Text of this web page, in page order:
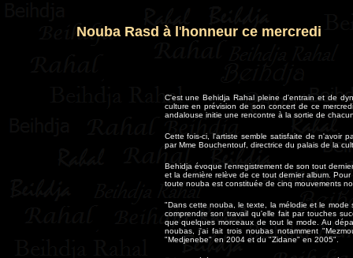
Nouba Rasd à l 'honneur ce mercredi
C'est une Behidja Rahal pleine d'entrain et de
culture en prévision de son concert de ce
andalouse initie une rencontre à la sortie de
Cette fois-ci, l'artiste semble satisfaite de n'avoir
par Mme Bouchentouf, directrice du palais de la
Behidja évoque l'enregistrement de son tout
et la dernière relève de ce tout dernier album.
toute nouba est constituée de cinq mouvements
"Dans cette nouba, le texte, la mélodie et le
comprendre son travail qu'elle fait par touches
que quelques morceaux de tout le mode. Au
noubas, j'ai fait trois noubas notamment
"Medjenebe" en 2004 et du "Zidane" en 2005".